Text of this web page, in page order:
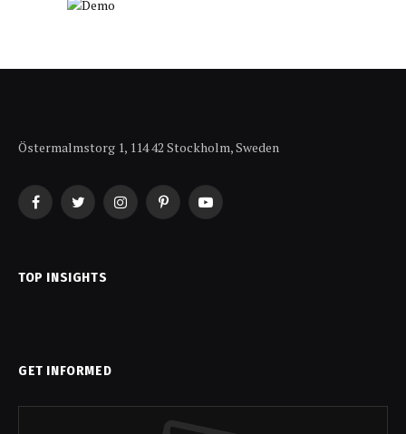
Östermalmstorg 1, 114 42 Stockholm, Sweden
FacebookTwitterInstagramPinterestYouTube
TOP INSIGHTS
GET INFORMED